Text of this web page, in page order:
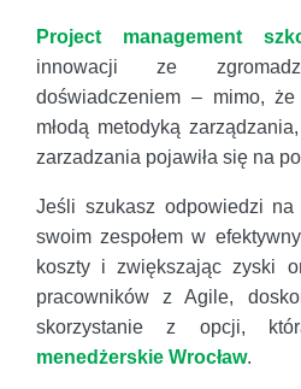
Project management
innowacji ze
doświadczeniem – mimo,
młodą metodyką
zarzadzania pojawiła się na
Jeśli szukasz odpowiedzi
swoim zespołem w
koszty i zwiększając zyski
pracowników z Agile,
skorzystanie z opcji,
menedżerskie Wrocław.